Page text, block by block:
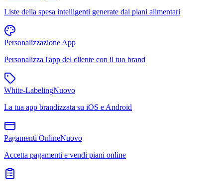
Liste della spesa intelligenti generate dai piani alimentari
Personalizzazione App
Personalizza l'app del cliente con il tuo brand
White-LabelingNuovo
La tua app brandizzata su iOS e Android
Pagamenti OnlineNuovo
Accetta pagamenti e vendi piani online